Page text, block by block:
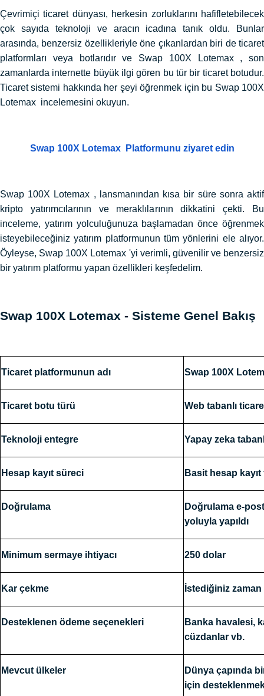
Çevrimiçi ticaret dünyası, herkesin zorluklarını hafifletebilecek
çok sayıda teknoloji ve aracın icadına tanık oldu. Bunlar
arasında, benzersiz özellikleriyle öne çıkanlardan biri de ticaret
platformları veya botlarıdır ve Swap 100X Lotemax , son
zamanlarda internette büyük ilgi gören bu tür bir ticaret botudur.
Ticaret sistemi hakkında her şeyi öğrenmek için bu Swap 100X
Lotemax incelemesini okuyun.
Swap 100X Lotemax Platformunu ziyaret edin
Swap 100X Lotemax , lansmanından kısa bir süre sonra aktif
kripto yatırımcılarının ve meraklılarının dikkatini çekti. Bu
inceleme, yatırım yolculuğunuza başlamadan önce öğrenmek
isteyebileceğiniz yatırım platformunun tüm yönlerini ele alıyor.
Öyleyse, Swap 100X Lotemax 'yi verimli, güvenilir ve benzersiz
bir yatırım platformu yapan özellikleri keşfedelim.
Swap 100X Lotemax - Sisteme Genel Bakış
Ticaret platformunun adı Swap 100X
Ticaret botu türü Web tabanlı
Teknoloji entegre Yapay zeka
Hesap kayıt süreci Basit hesap
Doğrulama
Doğrulama e-
yoluyla yapıldı
Minimum sermaye ihtiyacı 250 dolar
Kar çekme İstediğiniz zaman
Desteklenen ödeme seçenekleri
Banka havalesi,
cüzdanlar vb.
Mevcut ülkeler
Dünya çapında
için